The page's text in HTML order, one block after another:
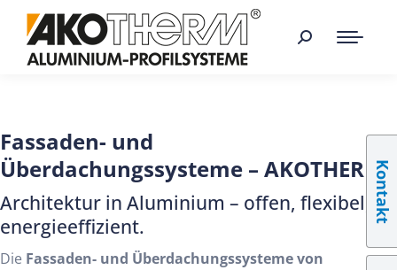
Fassaden- und
Überdachungssysteme – AKOTHERM
Architektur in Aluminium – offen, flexibel,
energieeffizient.
Die Fassaden- und Überdachungssysteme von
Kontakt